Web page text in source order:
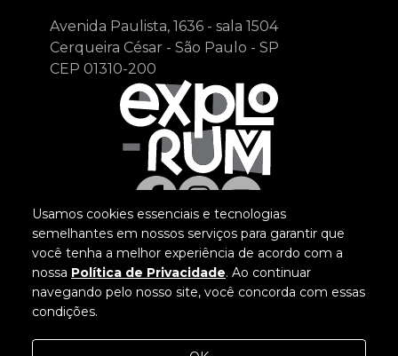
Avenida Paulista, 1636 - sala 1504
Cerqueira César - São Paulo - SP
CEP 01310-200
©Explorum 2026
Todos os direitos reservados.
Política de privacidade
Usamos cookies essenciais e tecnologias
semelhantes em nossos serviços para garantir que
você tenha a melhor experiência de acordo com a
nossa Política de Privacidade. Ao continuar
navegando pelo nosso site, você concorda com essas
condições.